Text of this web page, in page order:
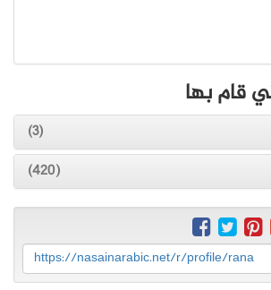
قام بها
(3)
(420)
https://nasainarabic.net/r/profile/rana